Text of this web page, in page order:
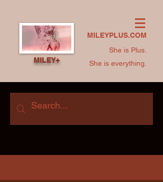
MILEYPLUS.COM
She is Plus.
She is everything.
MILEY+